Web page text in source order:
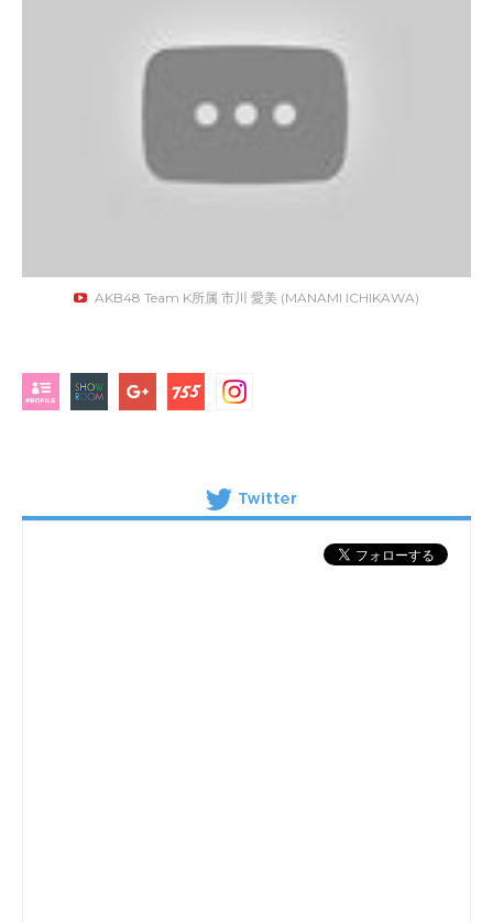
AKB48 Team K所属 市川 愛美 (MANAMI ICHIKAWA)